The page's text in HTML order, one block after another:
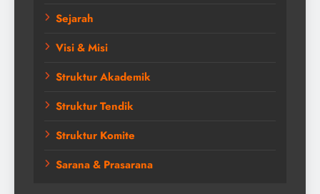
Sejarah
Visi & Misi
Struktur Akademik
Struktur Tendik
Struktur Komite
Sarana & Prasarana